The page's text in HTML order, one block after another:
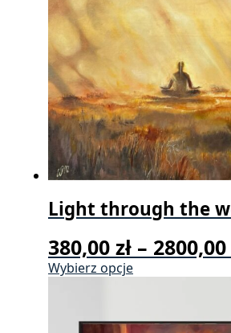
na
stronie
produktu
Light through the
380,00 zł – 2800,00
Wybierz opcjeTen
wiele